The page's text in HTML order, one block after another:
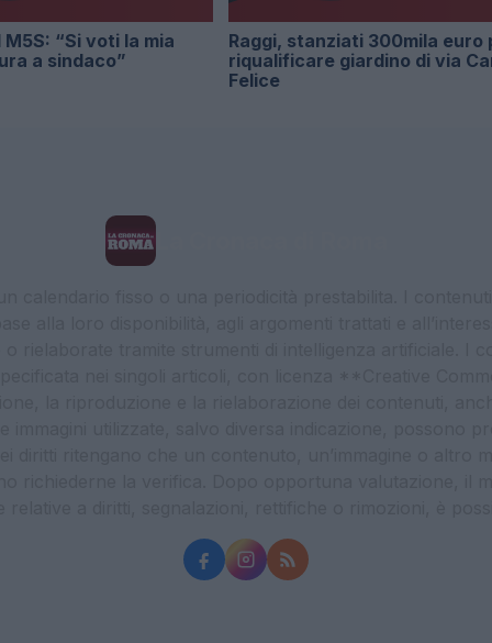
M5S: “Si voti la mia
a sindaco”
Raggi, stanziati 300mila euro
riqualificare giardino di via
Felice